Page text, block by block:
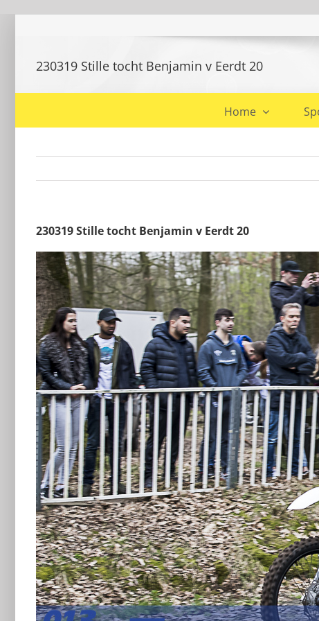
Home
230319 Stille tocht Benjamin v Eerdt 20
230319 Stille tocht Benjamin v Eerdt 20